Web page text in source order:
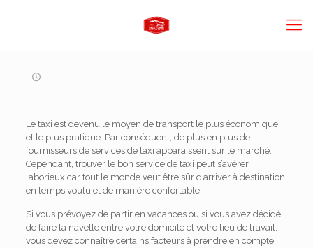
Le taxi est devenu le moyen de transport le plus économique
et le plus pratique. Par conséquent, de plus en plus de
fournisseurs de services de taxi apparaissent sur le marché.
Cependant, trouver le bon service de taxi peut s’avérer
laborieux car tout le monde veut être sûr d’arriver à destination
en temps voulu et de manière confortable.
Si vous prévoyez de partir en vacances ou si vous avez décidé
de faire la navette entre votre domicile et votre lieu de travail,
vous devez connaître certains facteurs à prendre en compte